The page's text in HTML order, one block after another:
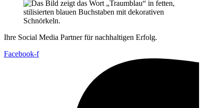
Ihre Social Media Partner für nachhaltigen Erfolg.
Facebook-f